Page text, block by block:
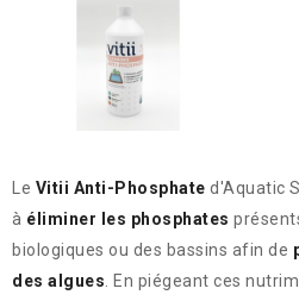
Le Vitii Anti-Phosphate d'Aquatic
à éliminer les phosphates
biologiques ou des bassins afin de
des algues . En piégeant ces